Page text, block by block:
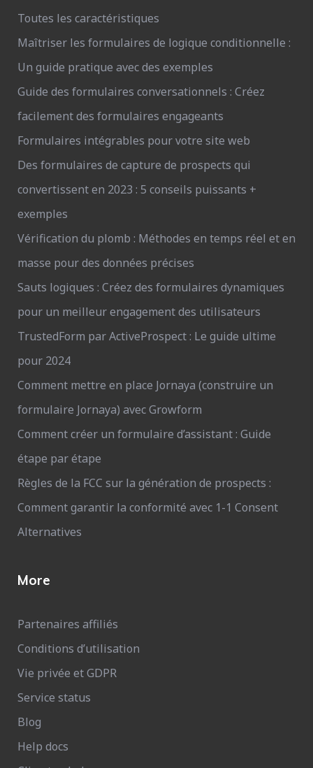
Toutes les caractéristiques
Maîtriser les formulaires de logique conditionnelle :
Un guide pratique avec des exemples
Guide des formulaires conversationnels : Créez
facilement des formulaires engageants
Formulaires intégrables pour votre site web
Des formulaires de capture de prospects qui
convertissent en 2023 : 5 conseils puissants +
exemples
Vérification du plomb : Méthodes en temps réel et en
masse pour des données précises
Sauts logiques : Créez des formulaires dynamiques
pour un meilleur engagement des utilisateurs
TrustedForm par ActiveProspect : Le guide ultime
pour 2024
Comment mettre en place Jornaya (construire un
formulaire Jornaya) avec Growform
Comment créer un formulaire d’assistant : Guide
étape par étape
Règles de la FCC sur la génération de prospects :
Comment garantir la conformité avec 1-1 Consent
Alternatives
More
Partenaires affiliés
Conditions d’utilisation
Vie privée et GDPR
Service status
Blog
Help docs